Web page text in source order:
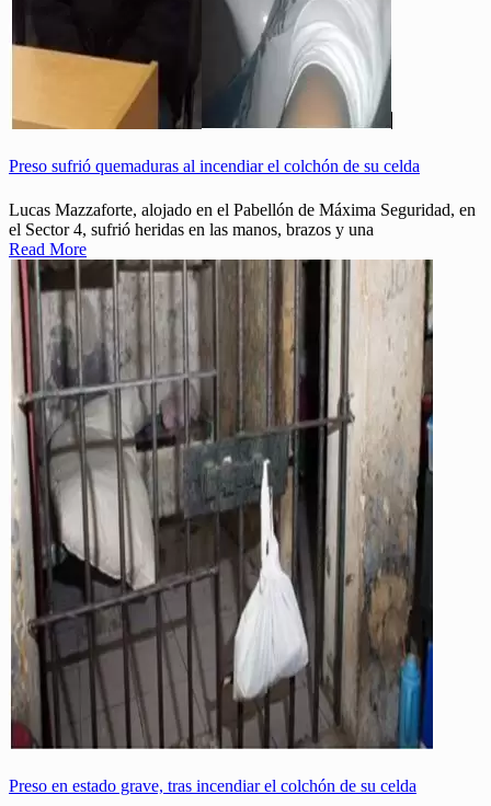
Preso sufrió quemaduras al incendiar el colchón de su celda
Lucas Mazzaforte, alojado en el Pabellón de Máxima Seguridad, en
el Sector 4, sufrió heridas en las manos, brazos y una
Read More
Preso en estado grave, tras incendiar el colchón de su celda